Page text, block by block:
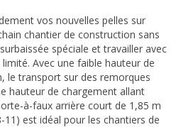
vos nouvelles pelles sur
chantier de construction sans
spéciale et travailler avec
Avec une faible hauteur de
le transport sur des remorques
hauteur de chargement allant
à-faux arrière court de 1,85 m
11) est idéal pour les chantiers de